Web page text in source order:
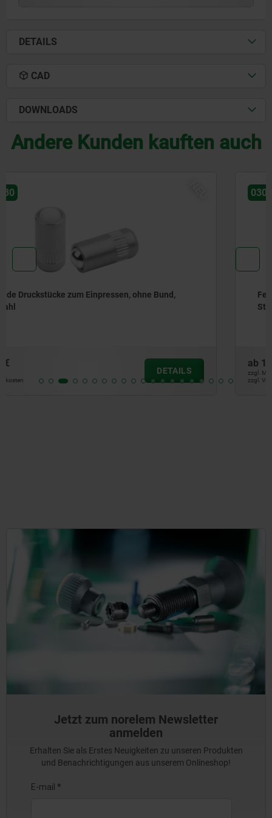
DETAILS
CAD
DOWNLOADS
Andere Kunden kauften auch
NEU
Federnde Druckstücke zum Einpressen, ohne Bund,
zzgl. Versandkosten
Jetzt zum norelem Newsletter
anmelden
Erhalten Sie als Erstes Neuigkeiten zu unseren Produkten
und Benachrichtigungen aus unserem Onlineshop!